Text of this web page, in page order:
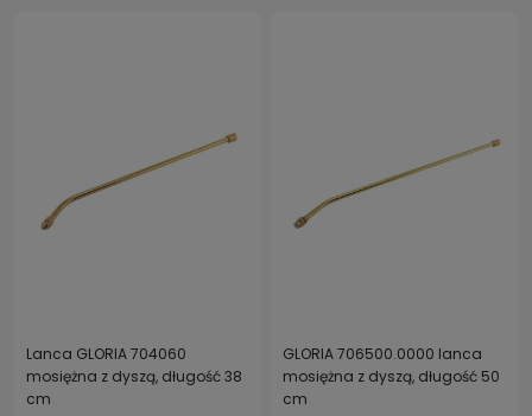
Lanca GLORIA 704060
mosiężna z dyszą, długość 38
cm
GLORIA 706500.0000 lanca
mosiężna z dyszą, długość 50
cm